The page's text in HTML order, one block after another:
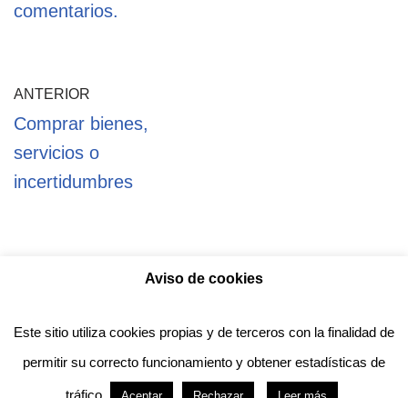
comentarios.
ANTERIOR
Comprar bienes,
servicios o
incertidumbres
Política de Cookies
Anotado funciona gracias a
Aviso de cookies
Este sitio utiliza cookies propias y de terceros con la finalidad de
permitir su correcto funcionamiento y obtener estadísticas de
tráfico.